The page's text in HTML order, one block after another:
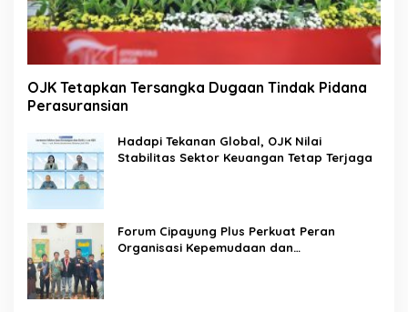
OJK Tetapkan Tersangka Dugaan Tindak Pidana
Perasuransian
Hadapi Tekanan Global, OJK Nilai
Stabilitas Sektor Keuangan Tetap Terjaga
Forum Cipayung Plus Perkuat Peran
Organisasi Kepemudaan dan